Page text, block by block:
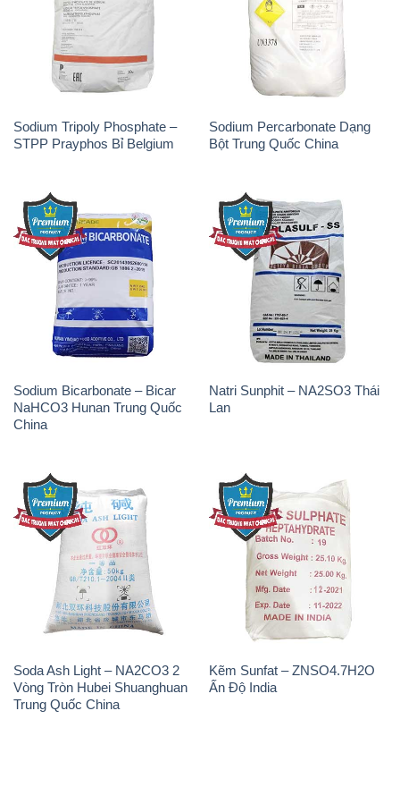
Sodium Tripoly Phosphate –
STPP Prayphos Bỉ Belgium
Sodium Percarbonate Dạng
Bột Trung Quốc China
Sodium Bicarbonate – Bicar
NaHCO3 Hunan Trung Quốc
China
Natri Sunphit – NA2SO3 Thái
Lan
Soda Ash Light – NA2CO3 2
Vòng Tròn Hubei Shuanghuan
Trung Quốc China
Kẽm Sunfat – ZNSO4.7H2O
Ấn Độ India